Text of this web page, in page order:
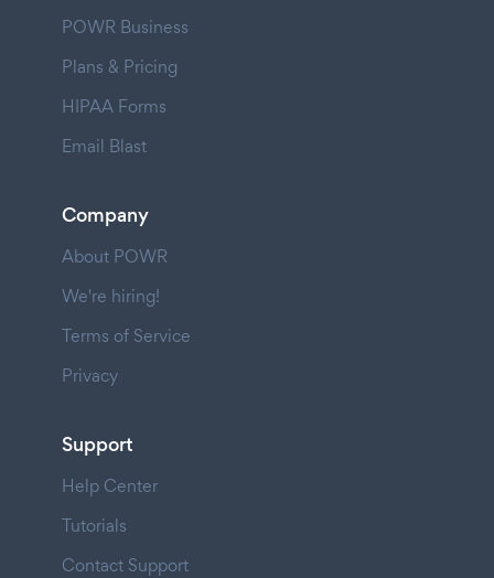
POWR Business
Plans & Pricing
HIPAA Forms
Email Blast
Company
About POWR
We're hiring!
Terms of Service
Privacy
Support
Help Center
Tutorials
Contact Support